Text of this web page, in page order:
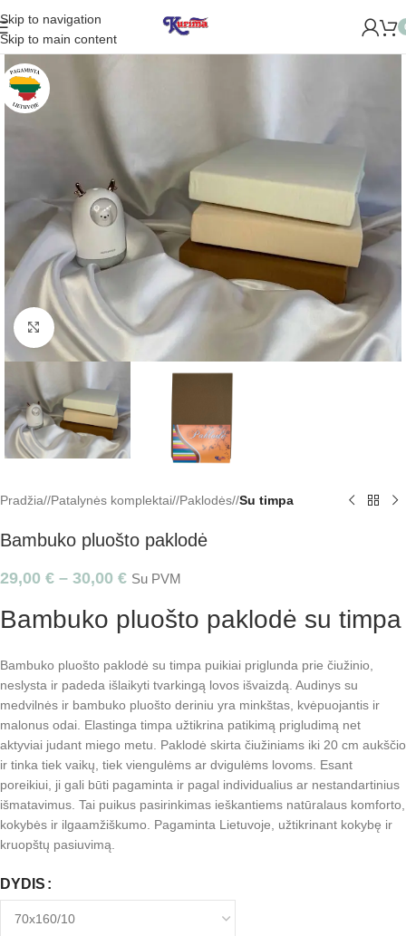
Skip to navigation
Skip to main content
NAUJĄ PARDUOTUVĘ ŽVĖRYNE (SĖLIŲ G. 29 VILNIUJE)!
Padidinti
Pradžia/ Patalynės komplektai/ Paklodės/ Su timpa
Bambuko pluošto paklodė
29,00 € – 30,00 € Su PVM
Bambuko pluošto paklodė su timpa
Bambuko pluošto paklodė su timpa puikiai priglunda prie čiužinio,
neslysta ir padeda išlaikyti tvarkingą lovos išvaizdą. Audinys su
medvilnės ir bambuko pluošto deriniu yra minkštas, kvėpuojantis ir
malonus odai. Elastinga timpa užtikrina patikimą prigludimą net
aktyviai judant miego metu. Paklodė skirta čiužiniams iki 20 cm aukščio
ir tinka tiek vaikų, tiek viengulėms ar dvigulėms lovoms. Esant
poreikiui, ji gali būti pagaminta ir pagal individualius ar nestandartinius
išmatavimus. Tai puikus pasirinkimas ieškantiems natūralaus komforto,
kokybės ir ilgaamžiškumo. Pagaminta Lietuvoje, užtikrinant kokybę ir
kruopštų pasiuvimą.
DYDIS